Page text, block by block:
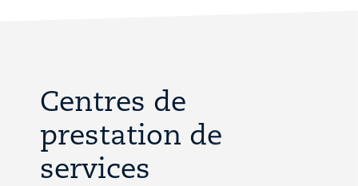
Centres de
prestation de
services